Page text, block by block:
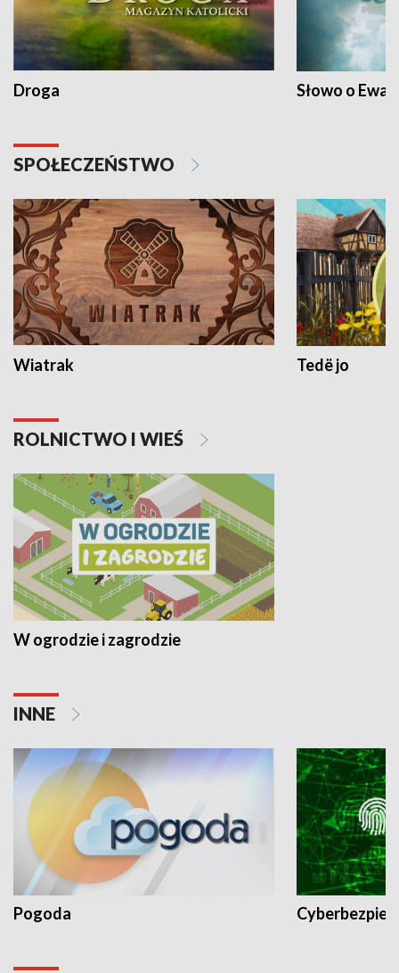
Droga Słowo o
SPOŁECZEŃSTWO
Wiatrak Tedë jo
ROLNICTWO I WIEŚ
W ogrodzie i zagrodzie
INNE
Pogoda